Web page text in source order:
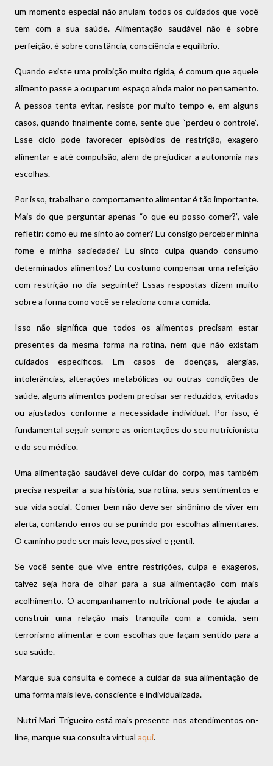
um momento especial não anulam todos os cuidados que você
tem com a sua saúde. Alimentação saudável não é sobre
perfeição, é sobre constância, consciência e equilíbrio.
Quando existe uma proibição muito rígida, é comum que aquele
alimento passe a ocupar um espaço ainda maior no pensamento.
A pessoa tenta evitar, resiste por muito tempo e, em alguns
casos, quando finalmente come, sente que “perdeu o controle”.
Esse ciclo pode favorecer episódios de restrição, exagero
alimentar e até compulsão, além de prejudicar a autonomia nas
escolhas.
Por isso, trabalhar o comportamento alimentar é tão importante.
Mais do que perguntar apenas “o que eu posso comer?”, vale
refletir: como eu me sinto ao comer? Eu consigo perceber minha
fome e minha saciedade? Eu sinto culpa quando consumo
determinados alimentos? Eu costumo compensar uma refeição
com restrição no dia seguinte? Essas respostas dizem muito
sobre a forma como você se relaciona com a comida.
Isso não significa que todos os alimentos precisam estar
presentes da mesma forma na rotina, nem que não existam
cuidados específicos. Em casos de doenças, alergias,
intolerâncias, alterações metabólicas ou outras condições de
saúde, alguns alimentos podem precisar ser reduzidos, evitados
ou ajustados conforme a necessidade individual. Por isso, é
fundamental seguir sempre as orientações do seu nutricionista
e do seu médico.
Uma alimentação saudável deve cuidar do corpo, mas também
precisa respeitar a sua história, sua rotina, seus sentimentos e
sua vida social. Comer bem não deve ser sinônimo de viver em
alerta, contando erros ou se punindo por escolhas alimentares.
O caminho pode ser mais leve, possível e gentil.
Se você sente que vive entre restrições, culpa e exageros,
talvez seja hora de olhar para a sua alimentação com mais
acolhimento. O acompanhamento nutricional pode te ajudar a
construir uma relação mais tranquila com a comida, sem
terrorismo alimentar e com escolhas que façam sentido para a
sua saúde.
Marque sua consulta e comece a cuidar da sua alimentação de
uma forma mais leve, consciente e individualizada.
Nutri Mari Trigueiro está mais presente nos atendimentos on-
line, marque sua consulta virtual aqui.